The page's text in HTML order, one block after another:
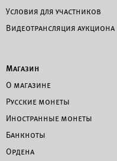
Условия для участников
Видеотрансляция аукциона
Магазин
О магазине
Русские монеты
Иностранные монеты
Банкноты
Ордена